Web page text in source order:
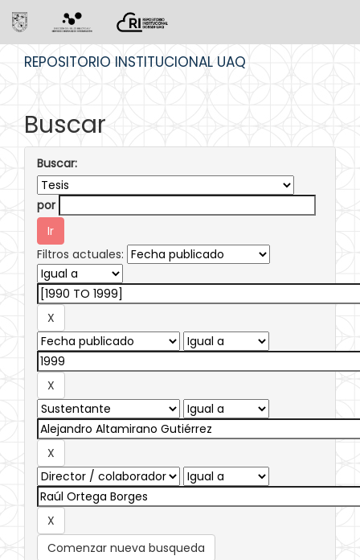
REPOSITORIO INSTITUCIONAL UAQ
Buscar
Buscar:
por
Filtros actuales:
Comenzar nueva busqueda